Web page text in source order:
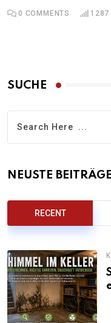
0 COMMENTS 1287
SUCHE
NEUSTE BEITRÄGE
RECENT